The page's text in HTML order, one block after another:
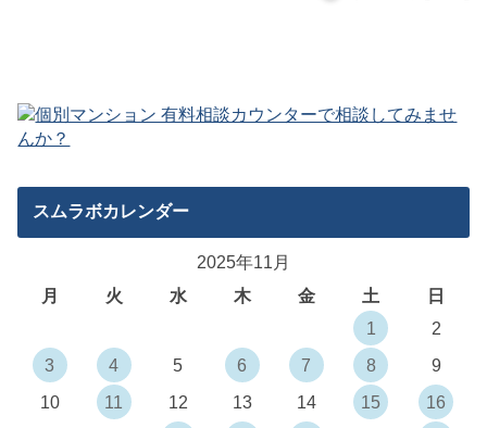
スムラボカレンダー
2025年11月
月
火 水 木 金 土
日
1
2
3
4 5 6 7 8
9
10
11 12 13 14 15
16